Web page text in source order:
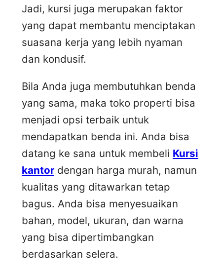
Jadi, kursi juga merupakan faktor
yang dapat membantu menciptakan
suasana kerja yang lebih nyaman
dan kondusif.
Bila Anda juga membutuhkan benda
yang sama, maka toko properti bisa
menjadi opsi terbaik untuk
mendapatkan benda ini. Anda bisa
datang ke sana untuk membeli Kursi
kantor dengan harga murah, namun
kualitas yang ditawarkan tetap
bagus. Anda bisa menyesuaikan
bahan, model, ukuran, dan warna
yang bisa dipertimbangkan
berdasarkan selera.